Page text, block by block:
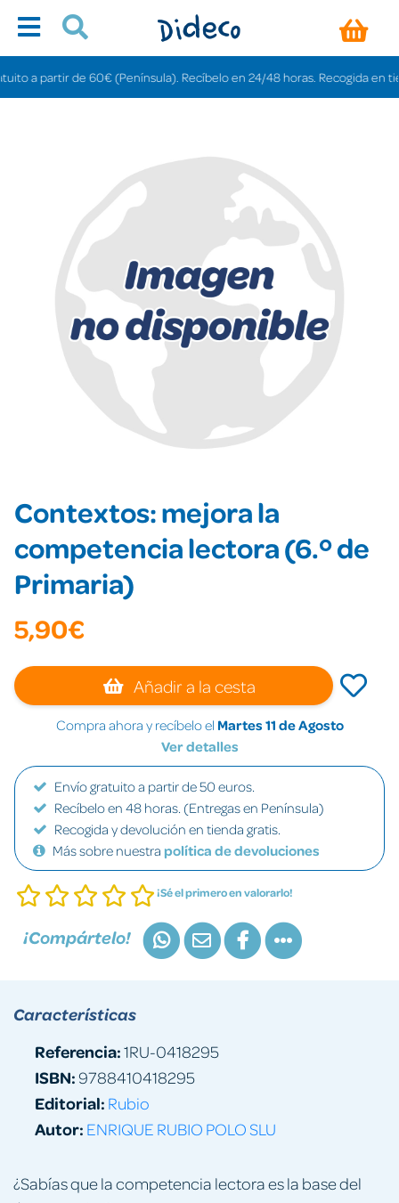
a partir de 60€ (Península). Recíbelo en 24/48 horas. Recogida en
Contextos: mejora la
competencia lectora (6.º de
Primaria)
5,90€
Añadir a la cesta
Compra ahora y recíbelo el Martes 11 de Agosto
Ver detalles
Envío gratuito a partir de 50 euros.
Recíbelo en 48 horas. (Entregas en Península)
Recogida y devolución en tienda gratis.
Más sobre nuestra política de devoluciones
¡Sé el primero en valorarlo!
¡Compártelo!
¿Sabías que la competencia lectora es la base del
Características
Referencia:1RU-0418295
ISBN:9788410418295
Editorial: Rubio
Autor: ENRIQUE RUBIO POLO SLU